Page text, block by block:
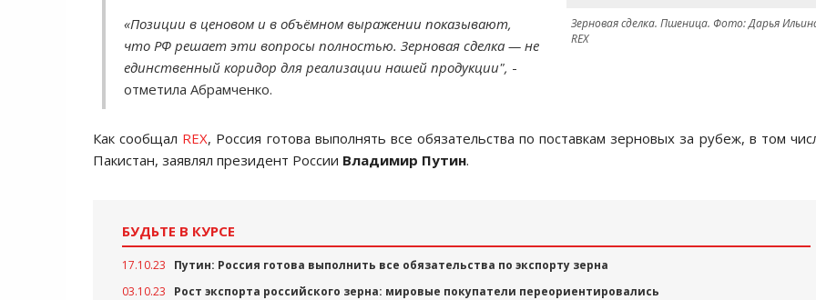
Зерновая сделка. Пшеница. Фото: Дарья
REX
«Позиции в ценовом и в объёмном выражении показывают,
что РФ решает эти вопросы полностью. Зерновая сделка — не
единственный коридор для реализации нашей продукции", -
отметила Абрамченко.
Как сообщал REX, Россия готова выполнять все обязательства по поставкам зерновых за рубеж, в том
Пакистан, заявлял президент России Владимир Путин.
БУДЬТЕ В КУРСЕ
17.10.23
Путин: Россия готова выполнить все обязательства по экспорту зерна
03.10.23
Рост экспорта российского зерна: мировые покупатели переориентировались